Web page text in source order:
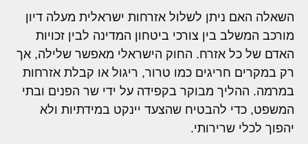
השאלה האם ניתן לשלול אזרחות ישראלית מעלה דיון
מורכב המשלב בין צורכי ביטחון המדינה לבין זכויות
האדם של כל אזרח. החוק הישראלי מאפשר שלילה, אך
רק במקרים חריגים כמו טרור, ריגול או קבלת אזרחות
במרמה. ההליך מבוקר בקפידה על ידי שר הפנים ובתי
המשפט, כדי להבטיח שהצעד יינקט במידתיות ולא
יהפוך לכלי שרירותי.